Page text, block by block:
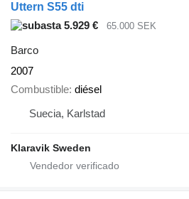
Uttern S55 dti
5.929 €
65.000 SEK
Barco
2007
Combustible diésel
Suecia, Karlstad
Klaravik Sweden